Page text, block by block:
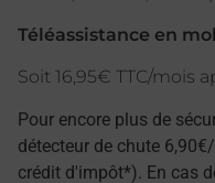
Téléassistance en
Soit 16,95€ TTC/mois
Pour encore plus de
détecteur de chute
crédit d'impôt*). En cas